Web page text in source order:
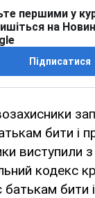
першими у
на
Підписатися
бити і
виступили з
кодекс
бити